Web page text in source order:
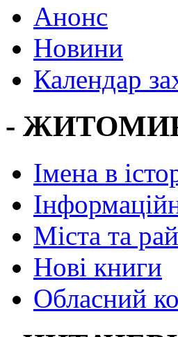
Анонс
Новини
Календар
-
Імена в
Міста та
Нові книги
Обласний